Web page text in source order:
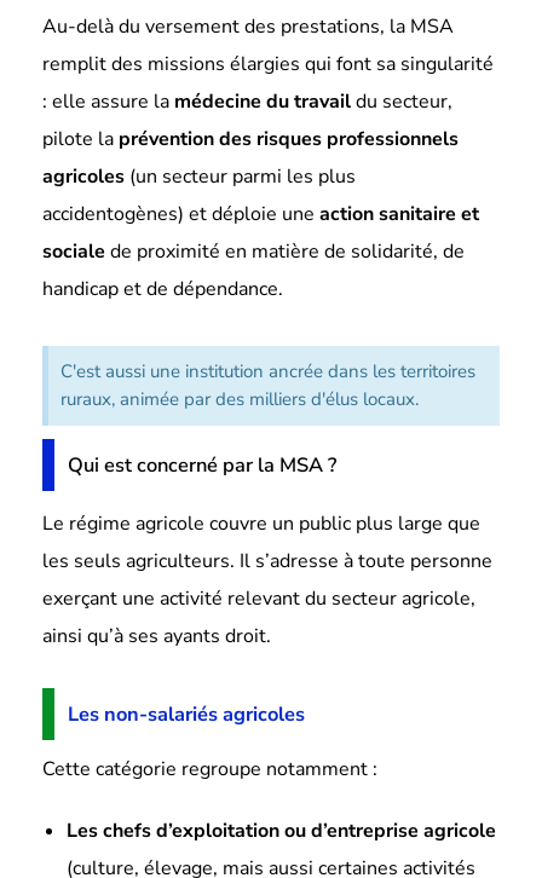
Au-delà du versement des prestations, la MSA
remplit des missions élargies qui font sa singularité
: elle assure la médecine du travaildu secteur,
pilote la prévention des risques professionnels
agricoles (un secteur parmi les plus
accidentogènes) et déploie une action sanitaire et
sociale de proximité en matière de solidarité, de
handicap et de dépendance.
C'est aussi une institution ancrée dans les territoires
ruraux, animée par des milliers d'élus locaux.
Qui est concerné par la MSA ?
Le régime agricole couvre un public plus large que
les seuls agriculteurs. Il s’adresse à toute personne
exerçant une activité relevant du secteur agricole,
ainsi qu’à ses ayants droit.
Les non-salariés agricoles
Cette catégorie regroupe notamment :
Les chefs d’exploitation ou d’entreprise agricole
(culture, élevage, mais aussi certaines activités